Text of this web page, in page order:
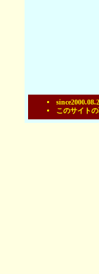
このサイト